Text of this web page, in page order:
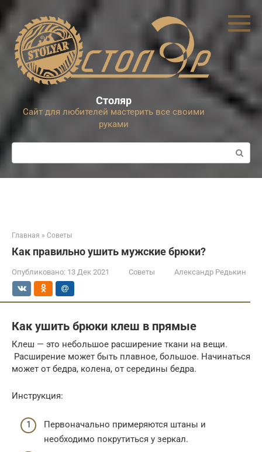
контенту
Столяр
Сайт для любителей мастерить все своими
руками
Главная » Советы
Как правильно ушить мужские брюки?
Опубликовано: 13 Дек 2021 Советы Александр Редькин
Как ушить брюки клеш в прямые
Клеш — это небольшое расширение ткани на вещи.
Расширение может быть плавное, большое. Начинаться
может от бедра, колена, от середины бедра.
Инструкция:
Первоначально примеряются штаны и
необходимо покрутиться у зеркал.